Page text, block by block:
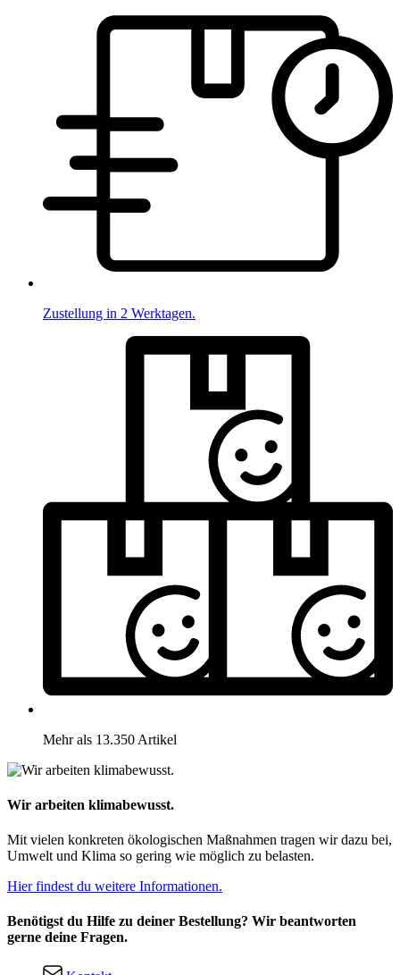
Zustellung in 2 Werktagen.
Mehr als 13.350 Artikel
Wir arbeiten klimabewusst.
Mit vielen konkreten ökologischen Maßnahmen tragen wir dazu bei,
Umwelt und Klima so gering wie möglich zu belasten.
Hier findest du weitere Informationen.
Benötigst du Hilfe zu deiner Bestellung? Wir beantworten
gerne deine Fragen.